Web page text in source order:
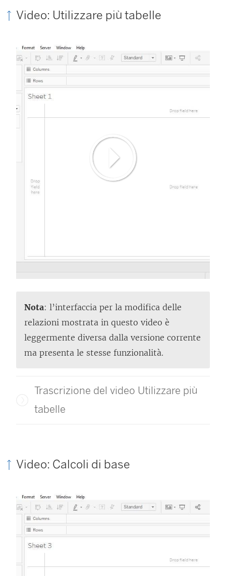
Video: Utilizzare più tabelle
Nota: l’interfaccia per la modifica delle
relazioni mostrata in questo video è
leggermente diversa dalla versione corrente
ma presenta le stesse funzionalità.
Trascrizione del video Utilizzare più
tabelle
Video: Calcoli di base